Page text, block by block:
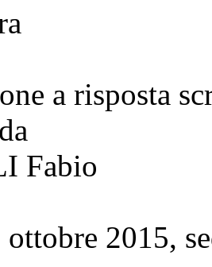
a risposta
Fabio
2015,